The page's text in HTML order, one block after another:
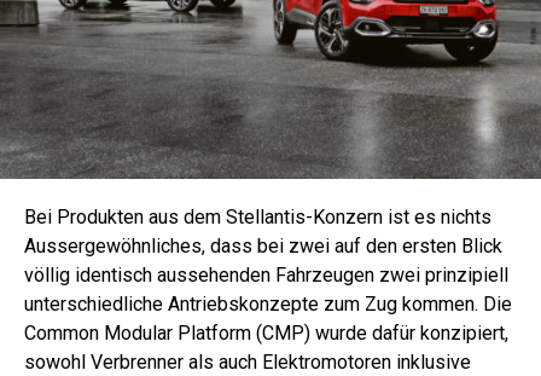
Bei Produkten aus dem Stellantis-Konzern ist es nichts
Aussergewöhnliches, dass bei zwei auf den ersten Blick
völlig identisch aussehenden Fahrzeugen zwei prinzipiell
unterschiedliche Antriebskonzepte zum Zug kommen. Die
Common Modular Platform (CMP) wurde dafür konzipiert,
sowohl Verbrenner als auch Elektromotoren inklusive